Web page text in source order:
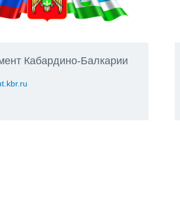
Кабардино-Балкарии